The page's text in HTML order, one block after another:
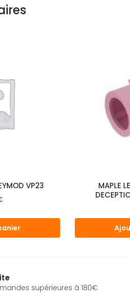
VP23
MAPLE
supérieures à 180€